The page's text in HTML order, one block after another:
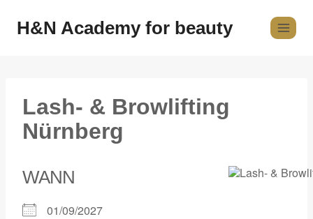
H&N Academy for beauty
Lash- & Browlifting
Nürnberg
WANN
01/09/2027